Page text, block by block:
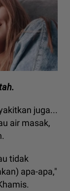
juga...
air masak,
tidak
apa-apa,"